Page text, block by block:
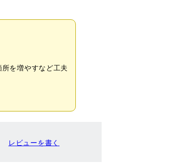
を増やすなど工夫
レビューを書く